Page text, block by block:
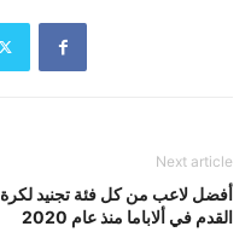
Next article
أفضل لاعب من كل فئة تجنيد لكرة
القدم في ألاباما منذ عام 2020